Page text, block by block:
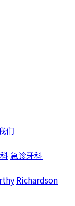
们
急诊牙科
Richardson